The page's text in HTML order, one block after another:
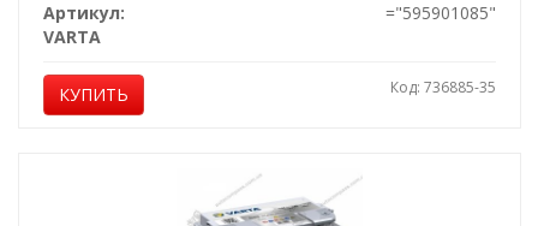
Артикул:
="595901085"
VARTA
КУПИТЬ Код: 736885-35